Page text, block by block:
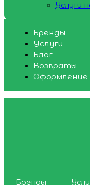
Услуги
Бренды
Услуги
Блог
Возвраты
Оформление
Бренды